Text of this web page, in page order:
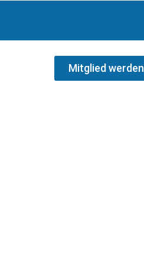
Mitglied werden